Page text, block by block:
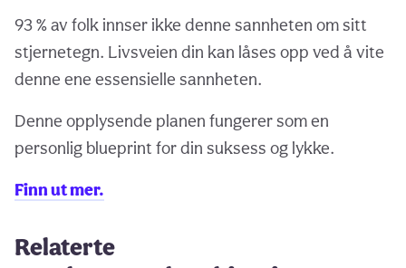
93 % av folk innser ikke denne sannheten om sitt
stjernetegn. Livsveien din kan låses opp ved å vite
denne ene essensielle sannheten.
Denne opplysende planen fungerer som en
personlig blueprint for din suksess og lykke.
Finn ut mer.
Relaterte